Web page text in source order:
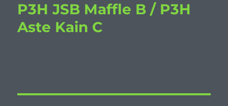
P3H JSB Maffle B / P3H
Aste Kain C